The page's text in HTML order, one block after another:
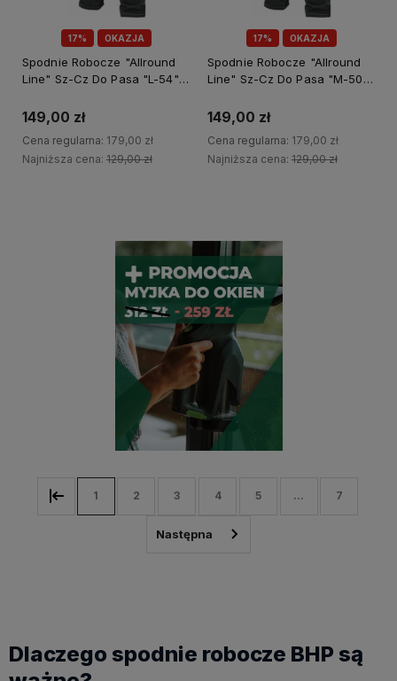
17% OKAZJA
Spodnie Robocze "Allround
Line" Sz-Cz Do Pasa "L-54"
149,00 zł
Cena regularna: 179,00 zł
Najniższa cena: 129,00 zł
17% OKAZJA
Spodnie Robocze "Allround
Line" Sz-Cz Do Pasa "M-50"
149,00 zł
Cena regularna: 179,00 zł
Najniższa cena: 129,00 zł
1 2 3 4 5 ... 7
Dlaczego spodnie robocze BHP są